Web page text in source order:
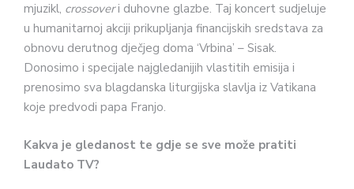
mjuzikl, crossoveri duhovne glazbe. Taj koncert sudjeluje
u humanitarnoj akciji prikupljanja financijskih sredstava za
obnovu derutnog dječjeg doma ‘Vrbina’ – Sisak.
Donosimo i specijale najgledanijih vlastitih emisija i
prenosimo sva blagdanska liturgijska slavlja iz Vatikana
koje predvodi papa Franjo.
Kakva je gledanost te gdje se sve može pratiti
Laudato TV?